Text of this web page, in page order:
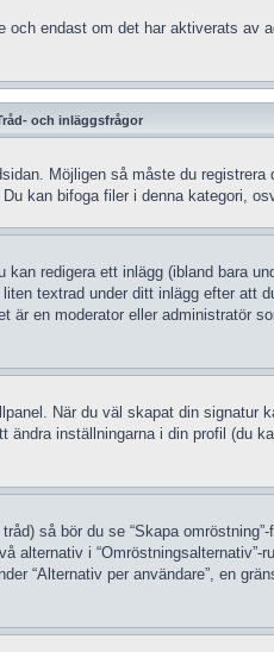
endast om det har aktiverats
och inläggsfrågor
Möjligen så måste du
kan bifoga filer i denna kategori,
redigera ett inlägg (ibland bara
textrad under ditt inlägg efter att
en moderator eller administratör
När du väl skapat din signatur
inställningarna i din profil (du
så bör du se “Skapa
i
“Alternativ per användare”, en